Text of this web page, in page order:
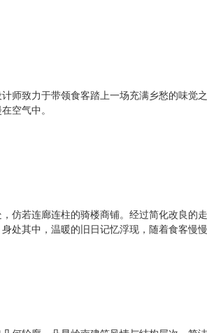
师致力于带领食客踏上一场充满乡愁的味觉
空气中。
仿若连廊连柱的骑楼商铺。经过简化改良的
处其中，温暖的旧日记忆浮现，随着食客慢